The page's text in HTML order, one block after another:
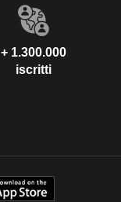
+ 1.300.000
iscritti